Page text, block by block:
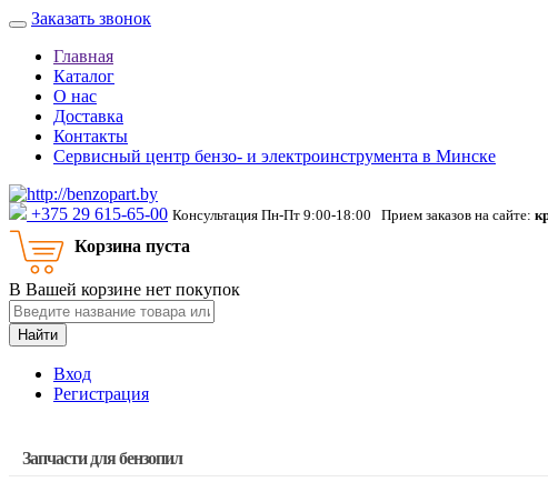
Заказать звонок
Главная
Каталог
О нас
Доставка
Контакты
Сервисный центр бензо- и электроинструмента в Минске
‎+375 29 615-65-00 Консультация Пн-Пт 9:00-18:00 Прием заказов на сайте:
Корзина пуста
В Вашей корзине нет покупок
Найти
Вход
Регистрация
Запчасти для бензопил